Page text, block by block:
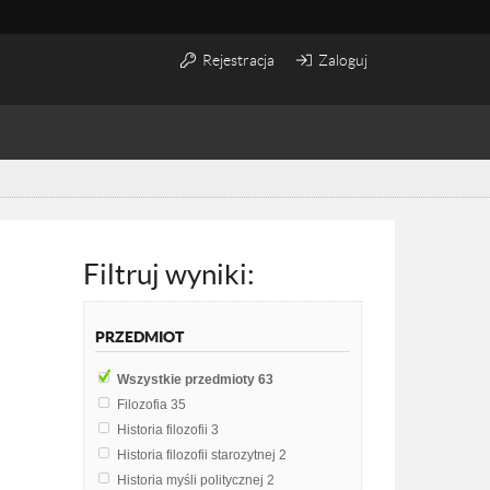
Rejestracja Zaloguj
Filtruj wyniki:
PRZEDMIOT
Wszystkie przedmioty 63
Filozofia 35
Historia filozofii 3
Historia filozofii starozytnej 2
Historia myśli politycznej 2